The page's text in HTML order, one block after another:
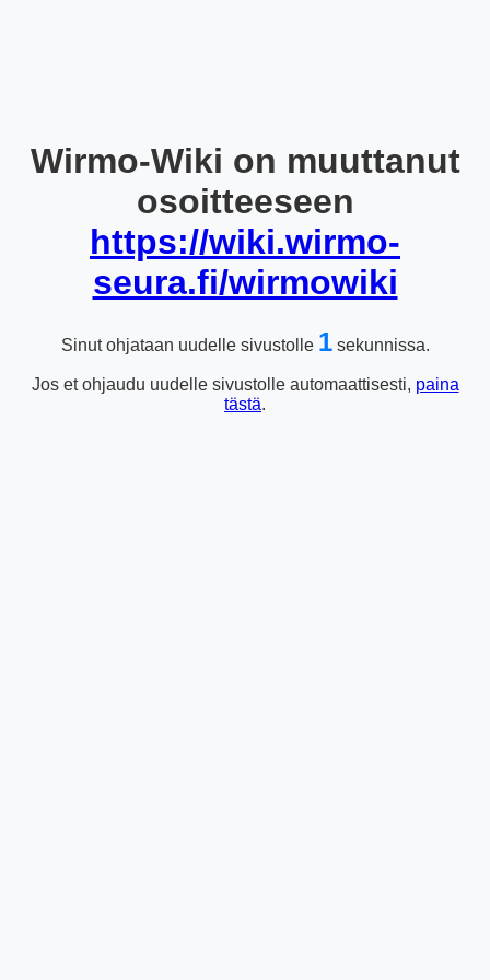
Wirmo-Wiki on muuttanut
osoitteeseen
https://wiki.wirmo-
seura.fi/wirmowiki
Sinut ohjataan uudelle sivustolle 1sekunnissa.
Jos et ohjaudu uudelle sivustolle automaattisesti, paina
tästä.